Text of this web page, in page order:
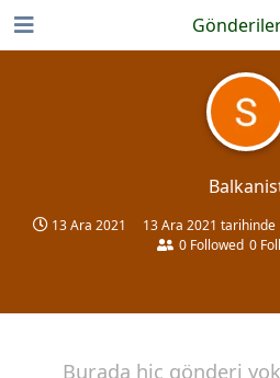
13 Ara 2021 13 Ara 2021 tarihinde
0 Followed 0
Burada hiç gönderi